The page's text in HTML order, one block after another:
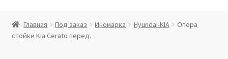
Витрина
Главная Под заказ Иномарка Hyundai-KIA
Опора
стойки Kia Cerato перед.